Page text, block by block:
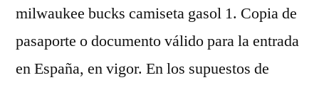
milwaukee bucks camiseta gasol 1. Copia de
pasaporte o documento válido para la entrada
en España, en vigor. En los supuestos de